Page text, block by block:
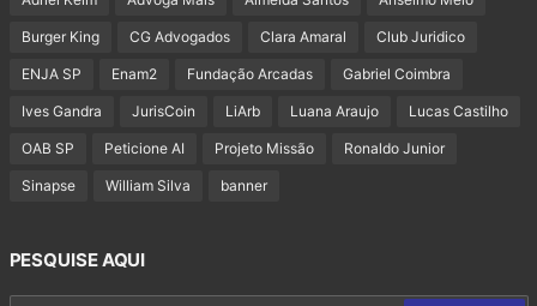
Burger King CG Advogados Clara Amaral Club Juridico
ENJA SP Enam2 Fundação Arcadas Gabriel Coimbra
Ives Gandra JurisCoin LiArb Luana Araujo Lucas Castilho
OAB SP Peticione AI Projeto Missão Ronaldo Junior
Sinapse William Silva banner
PESQUISE AQUI